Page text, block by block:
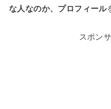
な人なのか、プロフィール
スポン